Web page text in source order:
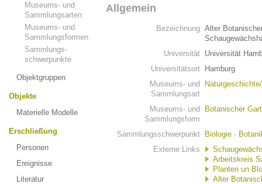
Museums- und
Sammlungsarten
Museums- und
Sammlungsformen
Sammlungs-
schwerpunkte
Objektgruppen
Objekte
Materielle Modelle
Erschließung
Personen
Ereignisse
Literatur
Allgemein
Bezeichnung Alter
Universität Universität
Universitätsort
Hamburg
Museums- und
Sammlungsart
Museums- und
Sammlungsform
Botanischer
Sammlungsschwerpunkt Biologie ·
Externe Links
Arbeitskreis
Planten un
Alter